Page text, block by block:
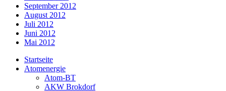
September 2012
August 2012
Juli 2012
Juni 2012
Mai 2012
Startseite
Atomenergie
Atom-BT
AKW Brokdorf